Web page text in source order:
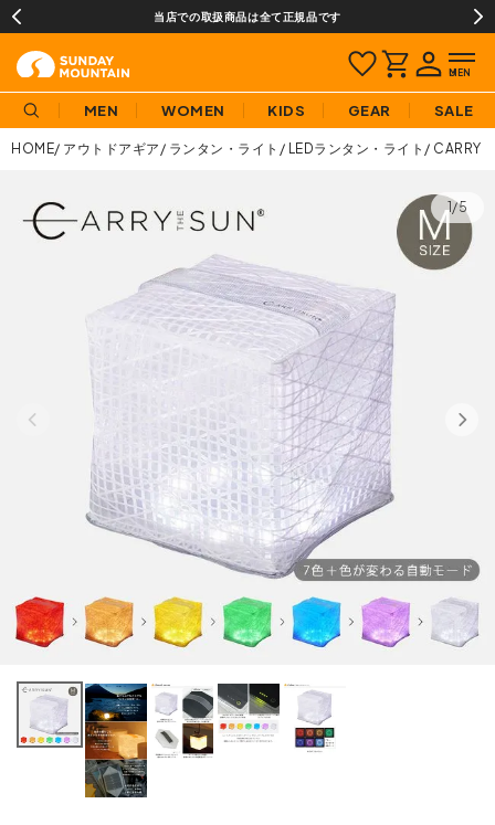
当店での取扱商品は全て正規品です
MEN WOMEN KIDS GEAR SALE
HOME アウトドアギア ランタン・ライト LEDランタン・ライト CARRY
1/5